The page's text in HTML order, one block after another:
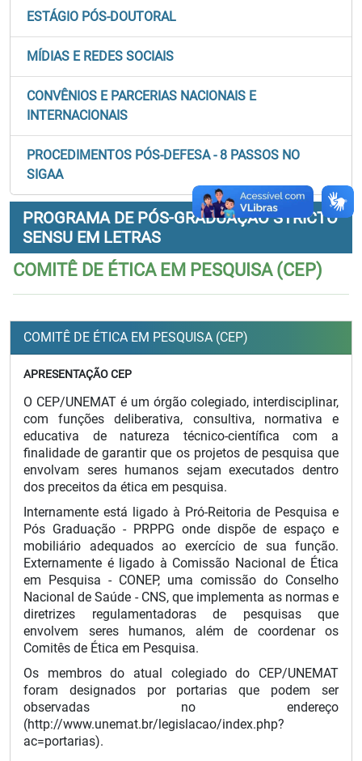
ESTÁGIO PÓS-DOUTORAL
MÍDIAS E REDES SOCIAIS
CONVÊNIOS E PARCERIAS NACIONAIS E
INTERNACIONAIS
PROCEDIMENTOS PÓS-DEFESA - 8 PASSOS NO
SIGAA
PROGRAMA DE PÓS-GRADUAÇÃO STRICTO
SENSU EM LETRAS
COMITÊ DE ÉTICA EM PESQUISA (CEP)
COMITÊ DE ÉTICA EM PESQUISA (CEP)
APRESENTAÇÃO CEP
O CEP/UNEMAT é um órgão colegiado, interdisciplinar,
com funções deliberativa, consultiva, normativa e
educativa de natureza técnico-científica com a
finalidade de garantir que os projetos de pesquisa que
envolvam seres humanos sejam executados dentro
dos preceitos da ética em pesquisa.
Internamente está ligado à Pró-Reitoria de Pesquisa e
Pós Graduação - PRPPG onde dispõe de espaço e
mobiliário adequados ao exercício de sua função.
Externamente é ligado à Comissão Nacional de Ética
em Pesquisa - CONEP, uma comissão do Conselho
Nacional de Saúde - CNS, que implementa as normas e
diretrizes regulamentadoras de pesquisas que
envolvem seres humanos, além de coordenar os
Comitês de Ética em Pesquisa.
Os membros do atual colegiado do CEP/UNEMAT
foram designados por portarias que podem ser
observadas no endereço
(http://www.unemat.br/legislacao/index.php?
ac=portarias).